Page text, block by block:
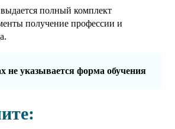
полный комплект
получение профессии и
не указывается форма обучения